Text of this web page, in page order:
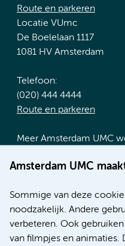
Amsterdam UMC
Sommige van deze
noodzakelijk. Andere
verbeteren. Ook
van filmpjes en animaties.
Route en parkeren
Locatie VUmc
De Boelelaan 1117
1081 HV Amsterdam
Telefoon:
(020) 444 4444
Route en parkeren
Meer Amsterdam UMC
Werken bij Amsterdam
Nieuws
Research
Educatie locatie AMC
Educatie locatie VUmc